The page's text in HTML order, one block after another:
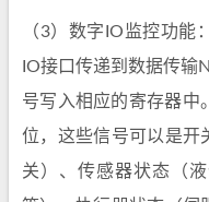
（3）数字IO监控功能
IO接口传递到数据传输
号写入相应的寄存器中
位，这些信号可以是开
关）、传感器状态（